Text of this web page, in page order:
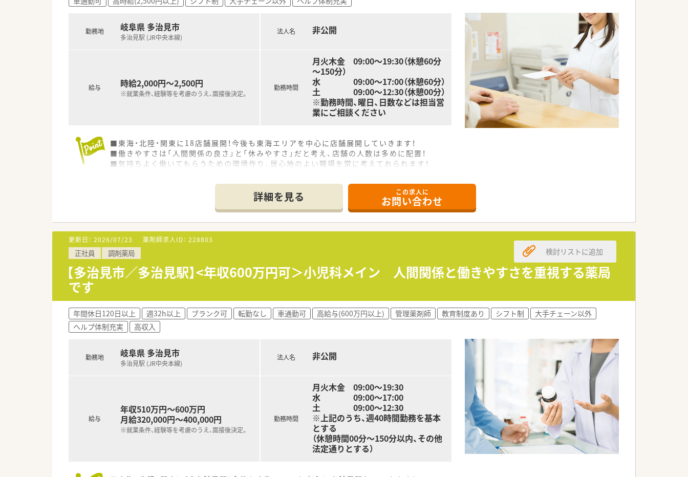
勤務地 岐阜県 多治見市
多治見駅 (JR中央本線)
給与 時給2,000円～2,500円
※就業条件、経験等を考慮のうえ、面接後決定。
法人名 非公開
勤務時間
月火木金 09:00～19:30（休憩60分
～150分）
水 09:00～17:00（休憩60分）
土 09:00～12:30（休憩00分）
※勤務時間、曜日、日数などは担当営
業にご相談ください
■東海・北陸・関東に18店舗展開！今後も東海エリアを中心に店舗展開していきます！
■働きやすさは「人間関係の良さ」と「休みやすさ」だと考え、店舗の人数は多めに配置！
■気持ちよく働いてもらうための環境作り、居心地のよい職場を常に考えておられます！
■やる気のある方には経営にも参加できます！独立希望の方も大歓迎です！
詳細を見る この求人に
お問い合わせ
更新日： 2026/07/23 薬剤師求人ID： 228803
正社員 調剤薬局
【多治見市／多治見駅】<年収600万円可＞小児科メイン 人間関係と働きやすさを重視する薬局
です
検討リストに追加
年間休日120日以上 週32h以上 ブランク可 転勤なし 車通勤可 高給与(600万円以上) 管理薬剤師 教育制度あり シフト制
大手チェーン以外
ヘルプ体制充実
高収入
勤務地 岐阜県 多治見市
多治見駅 (JR中央本線)
給与
年収510万円～600万円
月給320,000円～400,000円
※就業条件、経験等を考慮のうえ、面接後決定。
法人名 非公開
勤務時間
月火木金 09:00～19:30
水 09:00～17:00
土 09:00～12:30
※上記のうち、週40時間勤務を基本
とする
（休憩時間00分～150分以内、その他
法定通りとする）